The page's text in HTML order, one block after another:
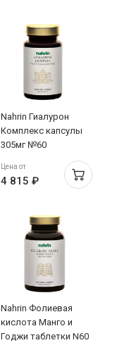
Nahrin Гиалурон
Комплекс капсулы
305мг №60
Цена от
4 815 ₽
Nahrin Фолиевая
кислота Манго и
Годжи таблетки N60